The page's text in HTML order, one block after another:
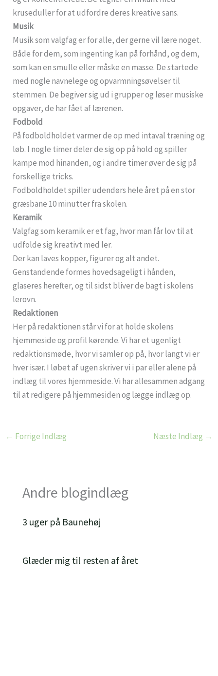
kruseduller for at udfordre deres kreative sans.
Musik
Musik som valgfag er for alle, der gerne vil lære noget.
Både for dem, som ingenting kan på forhånd, og dem,
som kan en smulle eller måske en masse. De startede
med nogle navnelege og opvarmningsøvelser til
stemmen. De begiver sig ud i grupper og løser musiske
opgaver, de har fået af lærenen.
Fodbold
På fodboldholdet varmer de op med intaval træning og
løb. I nogle timer deler de sig op på hold og spiller
kampe mod hinanden, og i andre timer øver de sig på
forskellige tricks.
Fodboldholdet spiller udendørs hele året på en stor
græsbane 10 minutter fra skolen.
Keramik
Valgfag som keramik er et fag, hvor man får lov til at
udfolde sig kreativt med ler.
Der kan laves kopper, figurer og alt andet.
Genstandende formes hovedsageligt i hånden,
glaseres herefter, og til sidst bliver de bagt i skolens
lerovn.
Redaktionen
Her på redaktionen står vi for at holde skolens
hjemmeside og profil kørende. Vi har et ugenligt
redaktionsmøde, hvor vi samler op på, hvor langt vi er
hver især. I løbet af ugen skriver vi i par eller alene på
indlæg til vores hjemmeside. Vi har allesammen adgang
til at redigere på hjemmesiden og lægge indlæg op.
← Forrige Indlæg Næste Indlæg →
Andre blogindlæg
3 uger på Baunehøj
Glæder mig til resten af året